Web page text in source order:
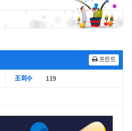
프린트
조회수 119